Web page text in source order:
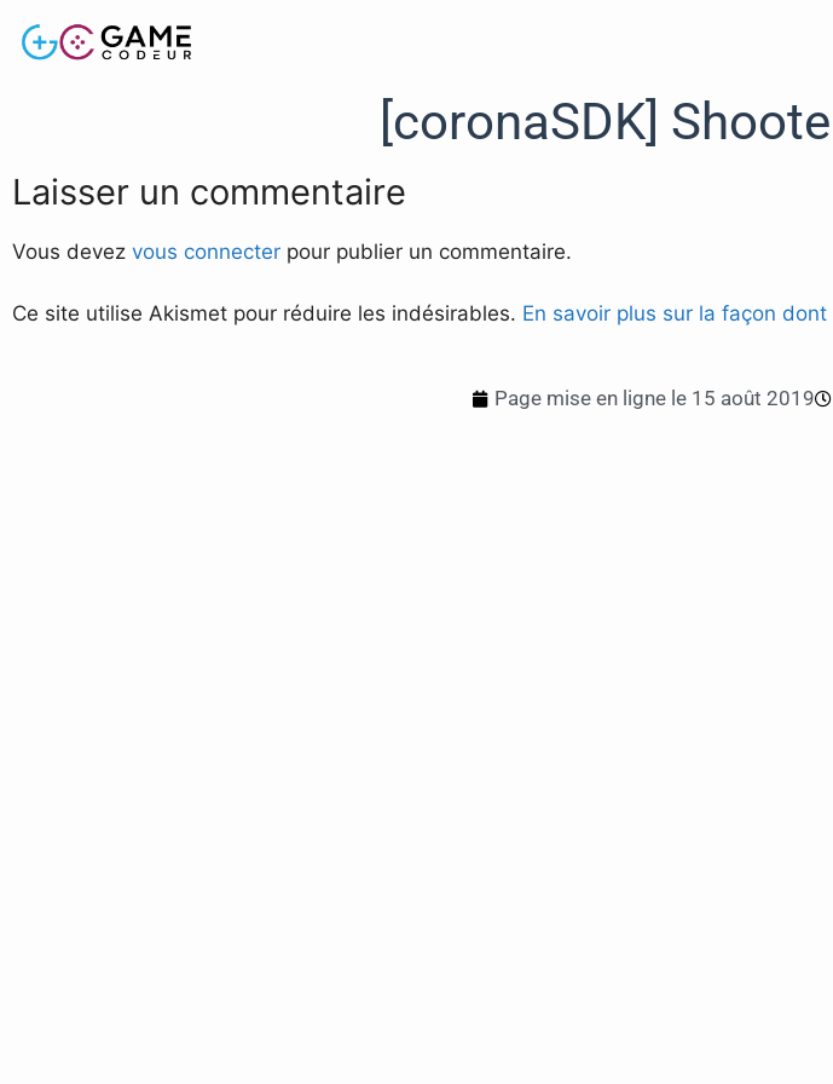
[coronaSDK]
Laisser un commentaire
Vous devez vous connecter pour publier un commentaire.
Ce site utilise Akismet pour réduire les indésirables. En savoir plus sur la façon
Page mise en ligne le 15 août 2019